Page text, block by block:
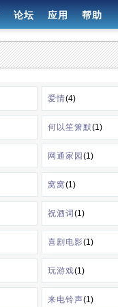
论坛 应用 帮助
爱情(4)
何以笙箫默(1)
网通家园 (1)
窝窝(1)
祝酒词 (1)
喜剧电影(1)
玩游戏(1)
来电铃声(1)